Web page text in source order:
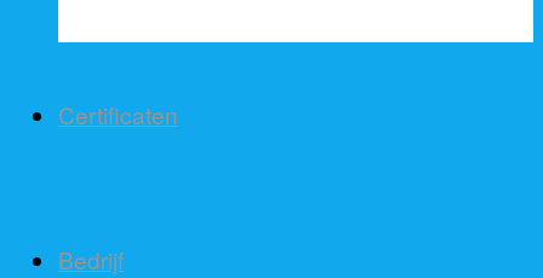
Certificaten
Bedrijf